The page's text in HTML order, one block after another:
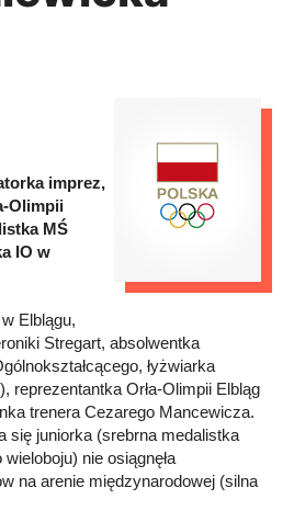
imprez,
Olimpii
MŚ
IO w
Elblągu,
Stregart, absolwentka
łyżwiarka
reprezentantka Orła-Olimpii Elbląg
trenera Cezarego Mancewicza.
się juniorka (srebrna medalistka
nie osiągnęła
na arenie międzynarodowej (silna